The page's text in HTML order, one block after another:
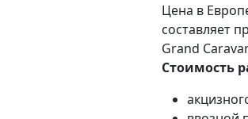
Цена в
составляет
Grand
Стоимость